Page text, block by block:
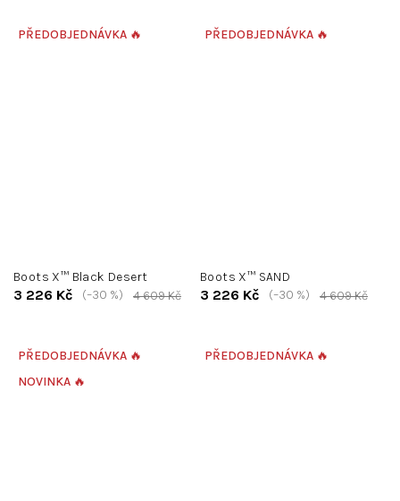
PŘEDOBJEDNÁVKA 🔥
Boots X™ Black Desert
3 226 Kč 4 609 Kč
(–30 %)
PŘEDOBJEDNÁVKA 🔥
Boots X™ SAND
3 226 Kč 4 609 Kč
(–30 %)
PŘEDOBJEDNÁVKA 🔥
NOVINKA 🔥
PŘEDOBJEDNÁVKA 🔥